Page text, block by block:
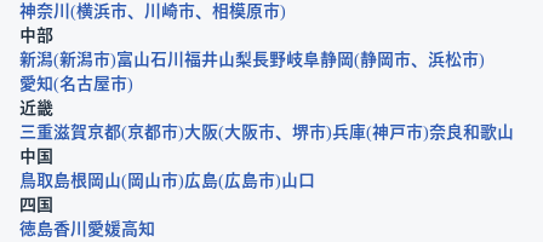
神奈川
横浜市 川崎市
相模原市
中部
新潟 新潟市 富山石川 福井山梨長野岐阜静岡 静岡市
浜松市
愛知 名古屋市
近畿
三重滋賀京都 京都市 大阪 大阪市 堺市 兵庫 神戸市 奈良和歌山
中国
鳥取 島根 岡山 岡山市 広島 広島市 山口
四国
徳島香川 愛媛高知